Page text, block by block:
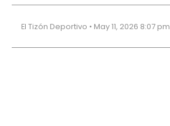
El Tizón Deportivo • May 11, 2026 8:07 pm